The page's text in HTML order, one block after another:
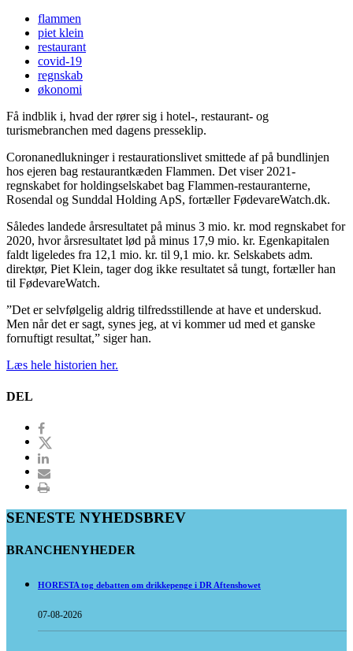
flammen
piet klein
restaurant
covid-19
regnskab
økonomi
Få indblik i, hvad der rører sig i hotel-, restaurant- og
turismebranchen med dagens presseklip.
Coronanedlukninger i restaurationslivet smittede af på bundlinjen
hos ejeren bag restaurantkæden Flammen. Det viser 2021-
regnskabet for holdingselskabet bag Flammen-restauranterne,
Rosendal og Sunddal Holding ApS, fortæller FødevareWatch.dk.
Således landede årsresultatet på minus 3 mio. kr. mod regnskabet for
2020, hvor årsresultatet lød på minus 17,9 mio. kr. Egenkapitalen
faldt ligeledes fra 12,1 mio. kr. til 9,1 mio. kr. Selskabets adm.
direktør, Piet Klein, tager dog ikke resultatet så tungt, fortæller han
til FødevareWatch.
”Det er selvfølgelig aldrig tilfredsstillende at have et underskud.
Men når det er sagt, synes jeg, at vi kommer ud med et ganske
fornuftigt resultat,” siger han.
Læs hele historien her.
DEL
SENESTE NYHEDSBREV
BRANCHENYHEDER
HORESTA tog debatten om drikkepenge i DR Aftenshowet
07-08-2026